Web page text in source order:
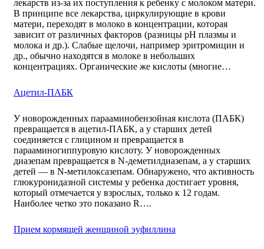
лекарств из-за их поступления к ребенку с молоком матери.
В принципе все лекарства, циркулирующие в крови
матери, переходят в молоко в концентрации, которая
зависит от различных факторов (разницы рН плазмы и
молока и др.). Слабые щелочи, например эритромицин и
др., обычно находятся в молоке в небольших
концентрациях. Органические же кислоты (многие…
Ацетил-ПАБК
У новорожденных парааминобензойная кислота (ПАБК)
превращается в ацетил-ПАБК, а у старших детей
соединяется с глицином и превращается в
парааминогиппуровую кислоту. У новорожденных
диазепам превращается в N-деметилдиазепам, а у старших
детей — в N-метилоксазепам. Обнаружено, что активность
глюкуронидазной системы у ребенка достигает уровня,
который отмечается у взрослых, только к 12 годам.
Наиболее четко это показано R….
Прием кормящей женщиной эуфиллина